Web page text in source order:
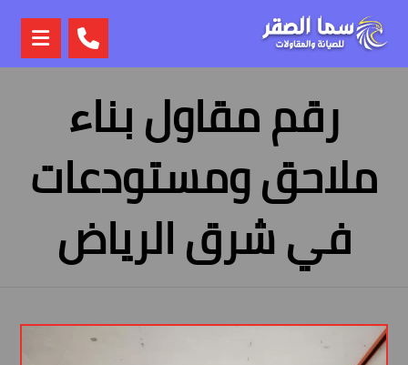
رقم مقاول بناء
ملاحق ومستودعات
في شرق الرياض